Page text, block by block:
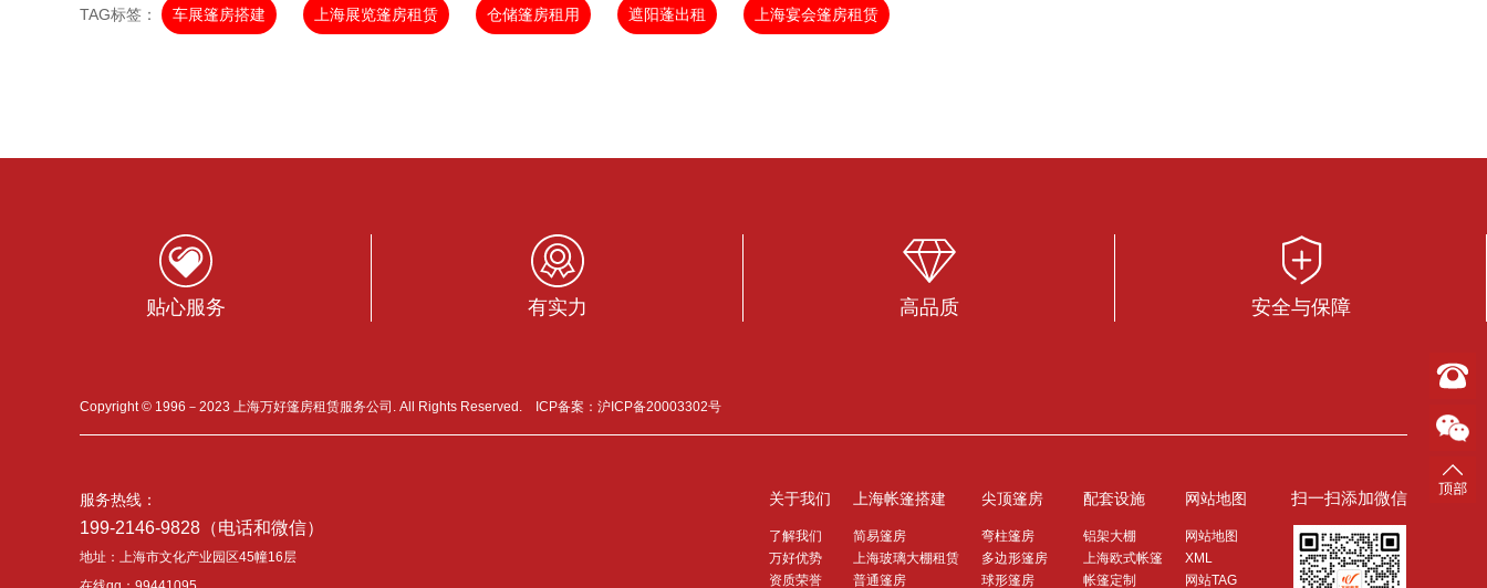
TAG标签： 车展篷房搭建 上海展览篷房租赁 仓储篷房租用 遮阳蓬出租 上海宴会篷房租赁
贴心服务 有实力 高品质 安全与保障
Copyright © 1996－2023 上海万好篷房租赁服务公司. All Rights Reserved. ICP备案： 沪ICP备20003302号
服务热线：
199-2146-9828（电话和微信）
地址：上海市文化产业园区45幢16层
关于我们
了解我们
万好优势
资质荣誉
上海帐篷搭建
简易篷房
上海玻璃大棚租赁
普通篷房
尖顶篷房
弯柱篷房
多边形篷房
球形篷房
配套设施
铝架大棚
上海欧式帐篷
帐篷定制
网站地图
网站地图
XML
网站TAG
扫一扫添加微信